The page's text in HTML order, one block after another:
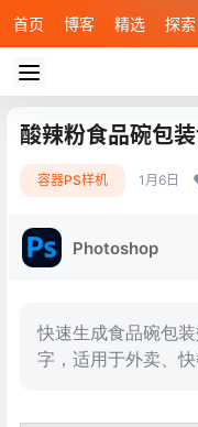
首页 博客 精选 探索
酸辣粉食品碗包
容器PS样机 1月6日
Photoshop
快速生成食品碗包
字，适用于外卖、快